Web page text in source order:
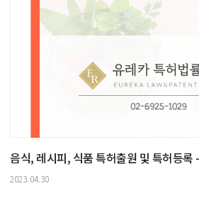
음식, 레시피, 식품 특허출원 및 특허등록
2023.04.30